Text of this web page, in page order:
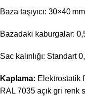
Baza taşıyıcı: 30×40
Bazadaki kaburgalar:
Sac kalınlığı: Standart
Kaplama: Elektrostatik
RAL 7035 açık gri renk